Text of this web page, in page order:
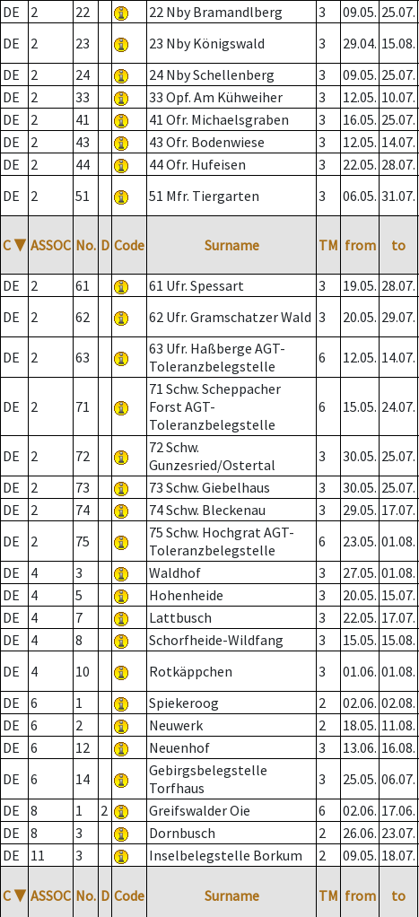
DE
2 22 22 Nby Bramandlberg 3 09.05. 25.07.
DE
2 23 23 Nby Königswald 3 29.04. 15.08.
DE
2 24 24 Nby Schellenberg 3 09.05. 25.07.
DE
2 33 33 Opf. Am Kühweiher 3 12.05. 10.07.
DE
2 41 41 Ofr. Michaelsgraben 3 16.05. 25.07.
DE
2 43 43 Ofr. Bodenwiese 3 12.05. 14.07.
DE
2 44 44 Ofr. Hufeisen 3 22.05. 28.07.
DE
2 51 51 Mfr. Tiergarten 3 06.05. 31.07.
C ▼ ASSOC No. D Code Surname TM from to
DE
2 61 61 Ufr. Spessart 3 19.05. 28.07.
DE
2 62 62 Ufr. Gramschatzer Wald 3 20.05. 29.07.
DE 2 63
63 Ufr. Haßberge AGT-
Toleranzbelegstelle
6 12.05. 14.07.
DE 2 71
71 Schw. Scheppacher
Forst AGT-
Toleranzbelegstelle
6 15.05. 24.07.
DE 2 72
72 Schw.
Gunzesried/Ostertal
3 30.05. 25.07.
DE
2 73 73 Schw. Giebelhaus 3 30.05. 25.07.
DE
2 74 74 Schw. Bleckenau 3 29.05. 17.07.
DE
2 75
75 Schw. Hochgrat AGT-
Toleranzbelegstelle
6 23.05. 01.08.
DE
4 3 Waldhof 3 27.05. 01.08.
DE
4 5 Hohenheide 3 20.05. 15.07.
DE
4 7 Lattbusch 3 22.05. 17.07.
DE
4 8 Schorfheide-Wildfang 3 15.05. 15.08.
DE
4 10 Rotkäppchen 3 01.06. 01.08.
DE
6 1 Spiekeroog 2 02.06. 02.08.
DE
6 2 Neuwerk 2 18.05. 11.08.
DE
6 12 Neuenhof 3 13.06. 16.08.
DE
6 14
Gebirgsbelegstelle
Torfhaus
3 25.05. 06.07.
DE
8 1 2 Greifswalder Oie 6 02.06. 17.06.
DE
8 3 Dornbusch 2 26.06. 23.07.
DE
11 3 Inselbelegstelle Borkum 2 09.05. 18.07.
C ▼ ASSOC No. D Code Surname TM from to